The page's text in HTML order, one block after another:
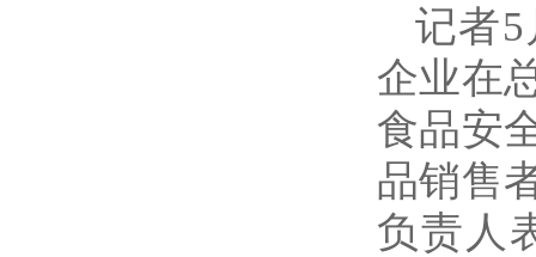
记者
企业在
食品安
品销售
负责人